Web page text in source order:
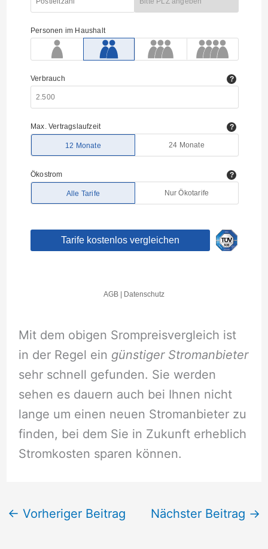
Mit dem obigen Srompreisvergleich ist
in der Regel ein günstiger Stromanbieter
sehr schnell gefunden. Sie werden
sehen es dauern auch bei Ihnen nicht
lange um einen neuen Stromanbieter zu
finden, bei dem Sie in Zukunft erheblich
Stromkosten sparen können.
← Vorheriger Beitrag Nächster Beitrag →